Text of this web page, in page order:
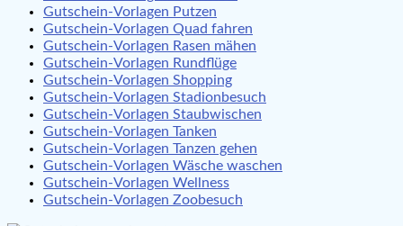
Gutschein-Vorlagen Putzen
Gutschein-Vorlagen Quad fahren
Gutschein-Vorlagen Rasen mähen
Gutschein-Vorlagen Rundflüge
Gutschein-Vorlagen Shopping
Gutschein-Vorlagen Stadionbesuch
Gutschein-Vorlagen Staubwischen
Gutschein-Vorlagen Tanken
Gutschein-Vorlagen Tanzen gehen
Gutschein-Vorlagen Wäsche waschen
Gutschein-Vorlagen Wellness
Gutschein-Vorlagen Zoobesuch